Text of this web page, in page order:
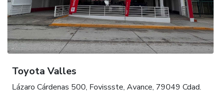
Toyota Valles
Lázaro Cárdenas 500, Fovissste, Avance, 79049 Cdad.